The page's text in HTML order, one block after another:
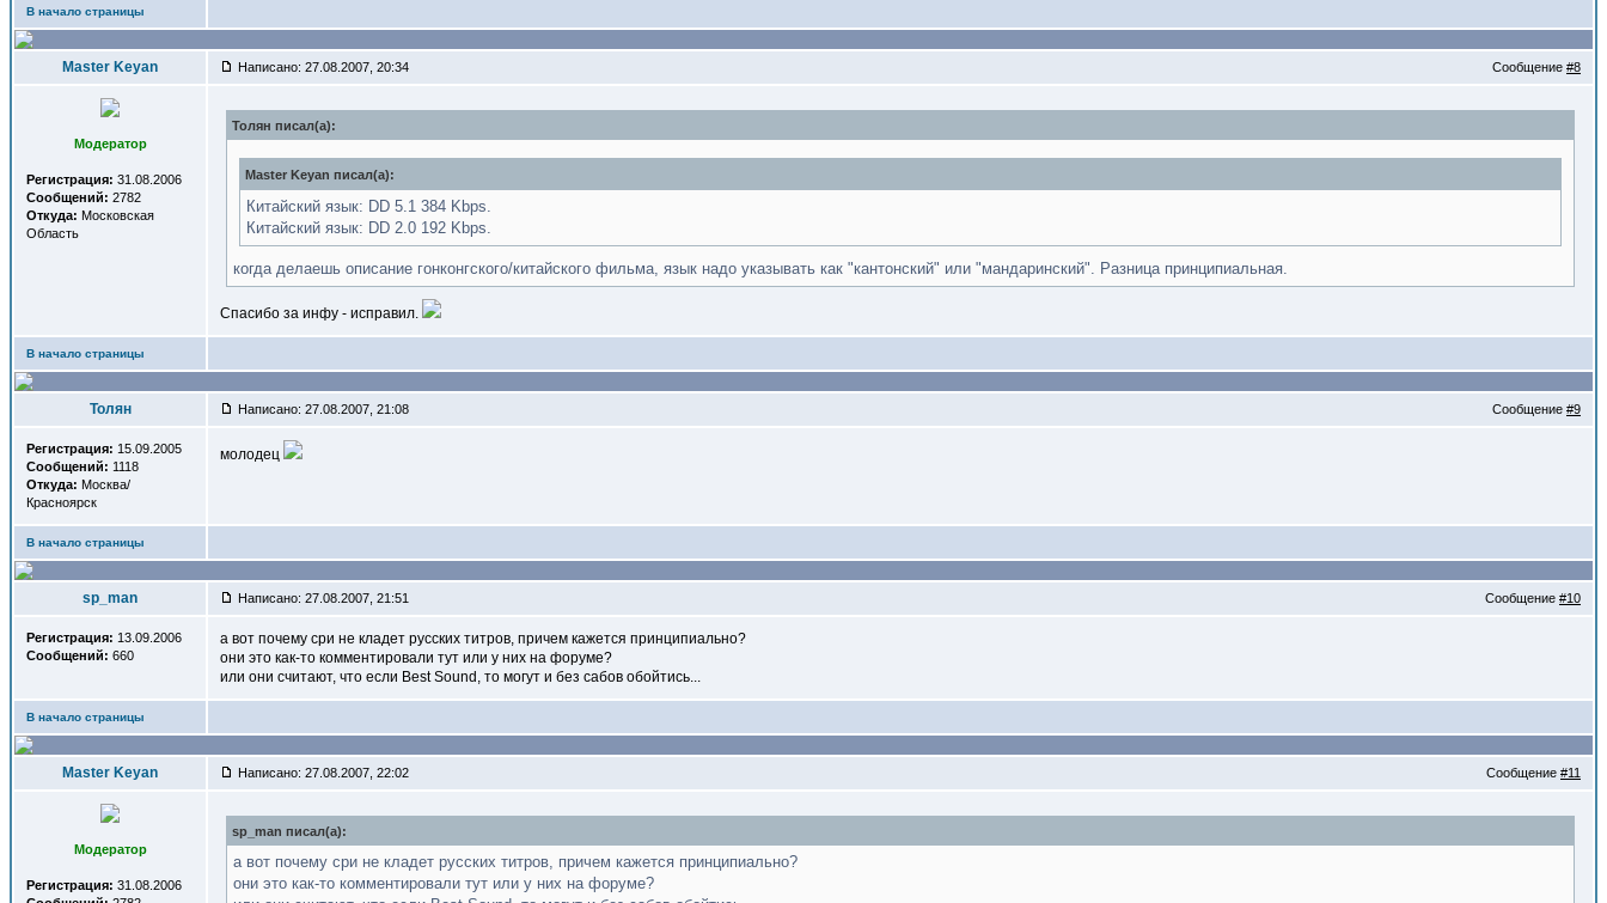
В начало страницы
Master Keyan Написано: 27.08.2007, 20:34 Сообщение #8
Модератор
Регистрация: 31.08.2006
Сообщений: 2782
Откуда: Московская
Область
Толян писал(a):
Master Keyan писал(a):
Китайский язык: DD 5.1 384 Kbps.
Китайский язык: DD 2.0 192 Kbps.
когда делаешь описание гонконгского/китайского фильма, язык надо указывать как "кантонский" или "мандаринский". Разница принципиальная.
Спасибо за инфу - исправил.
В начало страницы
Толян Написано: 27.08.2007, 21:08 Сообщение #9
Регистрация: 15.09.2005
Сообщений: 1118
Откуда: Москва/
Красноярск
молодец
В начало страницы
sp_man Написано: 27.08.2007, 21:51 Сообщение #10
Регистрация: 13.09.2006
Сообщений: 660
а вот почему сри не кладет русских титров, причем кажется принципиально?
они это как-то комментировали тут или у них на форуме?
или они считают, что если Best Sound, то могут и без сабов обойтись...
В начало страницы
Master Keyan Написано: 27.08.2007, 22:02 Сообщение #11
Модератор
Регистрация: 31.08.2006
sp_man писал(a):
а вот почему сри не кладет русских титров, причем кажется принципиально?
они это как-то комментировали тут или у них на форуме?